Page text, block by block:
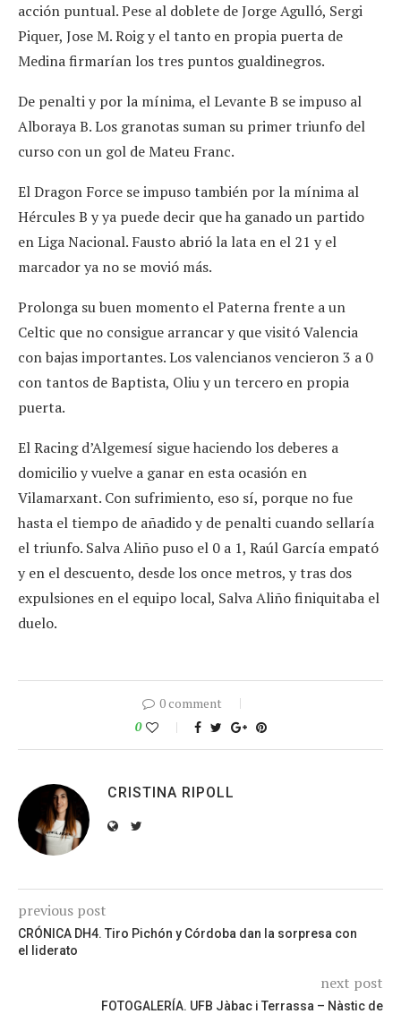
acción puntual. Pese al doblete de Jorge Agulló, Sergi
Piquer, Jose M. Roig y el tanto en propia puerta de
Medina firmarían los tres puntos gualdinegros.
De penalti y por la mínima, el Levante B se impuso al
Alboraya B. Los granotas suman su primer triunfo del
curso con un gol de Mateu Franc.
El Dragon Force se impuso también por la mínima al
Hércules B y ya puede decir que ha ganado un partido
en Liga Nacional. Fausto abrió la lata en el 21 y el
marcador ya no se movió más.
Prolonga su buen momento el Paterna frente a un
Celtic que no consigue arrancar y que visitó Valencia
con bajas importantes. Los valencianos vencieron 3 a 0
con tantos de Baptista, Oliu y un tercero en propia
puerta.
El Racing d’Algemesí sigue haciendo los deberes a
domicilio y vuelve a ganar en esta ocasión en
Vilamarxant. Con sufrimiento, eso sí, porque no fue
hasta el tiempo de añadido y de penalti cuando sellaría
el triunfo. Salva Aliño puso el 0 a 1, Raúl García empató
y en el descuento, desde los once metros, y tras dos
expulsiones en el equipo local, Salva Aliño finiquitaba el
duelo.
0 comment
0
CRISTINA RIPOLL
previous post
CRÓNICA DH4. Tiro Pichón y Córdoba dan la sorpresa con
el liderato
next post
FOTOGALERÍA. UFB Jàbac i Terrassa – Nàstic de